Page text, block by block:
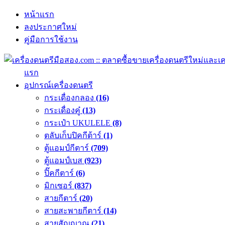
หน้าแรก
ลงประกาศใหม่
คู่มือการใช้งาน
แรก
อุปกรณ์เครื่องดนตรี
กระเดื่องกลอง (16)
กระเดื่องคู๋ (13)
กระเป๋า UKULELE (8)
ตลับเก็บปิคกีต้าร์ (1)
ตู้แอมป์กีตาร์ (709)
ตู้แอมป์เบส (923)
ปิ๊คกีตาร์ (6)
มิกเซอร์ (837)
สายกีตาร์ (20)
สายสะพายกีตาร์ (14)
สายสัญญาณ (21)